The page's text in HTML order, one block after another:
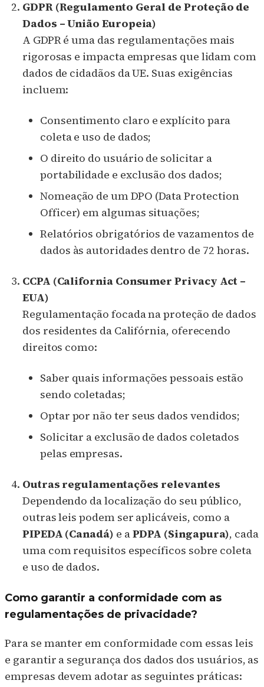
GDPR (Regulamento Geral de Proteção de
Dados – União Europeia)
A GDPR é uma das regulamentações mais
rigorosas e impacta empresas que lidam com
dados de cidadãos da UE. Suas exigências
incluem:
Consentimento claro e explícito para
coleta e uso de dados;
O direito do usuário de solicitar a
portabilidade e exclusão dos dados;
Nomeação de um DPO (Data Protection
Officer) em algumas situações;
Relatórios obrigatórios de vazamentos de
dados às autoridades dentro de 72 horas.
CCPA (California Consumer Privacy Act –
EUA)
Regulamentação focada na proteção de dados
dos residentes da Califórnia, oferecendo
direitos como:
Saber quais informações pessoais estão
sendo coletadas;
Optar por não ter seus dados vendidos;
Solicitar a exclusão de dados coletados
pelas empresas.
Outras regulamentações relevantes
Dependendo da localização do seu público,
outras leis podem ser aplicáveis, como a
PIPEDA (Canadá) e aPDPA (Singapura), cada
uma com requisitos específicos sobre coleta
e uso de dados.
Como garantir a conformidade com as
regulamentações de privacidade?
Para se manter em conformidade com essas leis
e garantir a segurança dos dados dos usuários, as
empresas devem adotar as seguintes práticas: